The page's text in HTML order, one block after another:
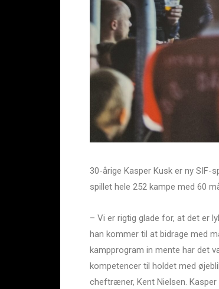
30-årige Kasper Kusk er ny SIF-
spillet hele 252 kampe med 60
– Vi er rigtig glade for, at det er
han kommer til at bidrage med
kampprogram in mente har det
kompetencer til holdet med
cheftræner, Kent Nielsen.